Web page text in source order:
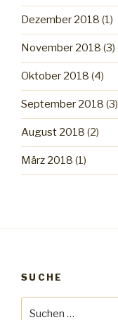
Dezember 2018 (1)
November 2018 (3)
Oktober 2018 (4)
September 2018 (3)
August 2018 (2)
März 2018 (1)
SUCHE